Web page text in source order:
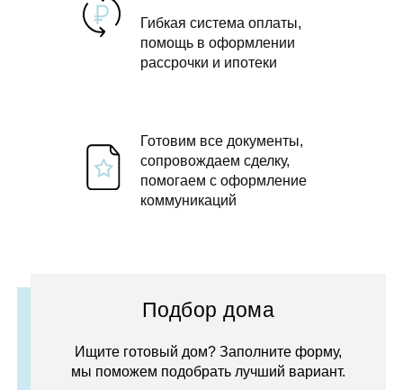
Гибкая система оплаты,
помощь в оформлении
рассрочки и ипотеки
Готовим все документы,
сопровождаем сделку,
помогаем с оформление
коммуникаций
Подбор дома
Ищите готовый дом? Заполните форму,
мы поможем подобрать лучший вариант.